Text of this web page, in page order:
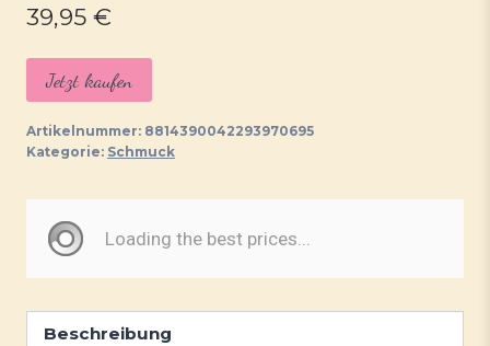
39,95 €
Jetzt kaufen
Artikelnummer: 8814390042293970695
Kategorie: Schmuck
Beschreibung